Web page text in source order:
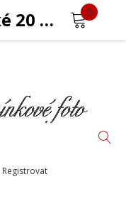
Registrovat
0
Fotoalbum klasické 20 listů DBCS20HONEY